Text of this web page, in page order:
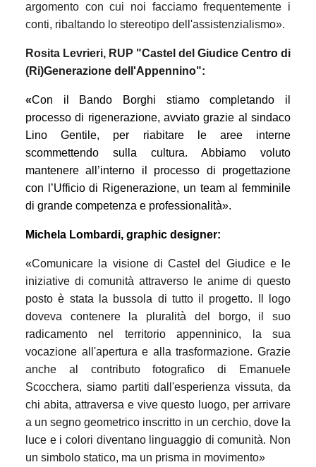
argomento con cui noi facciamo frequentemente i
conti, ribaltando lo stereotipo dell'assistenzialismo».
Rosita Levrieri, RUP "Castel del Giudice Centro di
(Ri)Generazione dell'Appennino":
«Con il Bando Borghi stiamo completando il
processo di rigenerazione, avviato grazie al sindaco
Lino Gentile, per riabitare le aree interne
scommettendo sulla cultura. Abbiamo voluto
mantenere all’interno il processo di progettazione
con l’Ufficio di Rigenerazione, un team al femminile
di grande competenza e professionalità».
Michela Lombardi, graphic designer:
«Comunicare la visione di Castel del Giudice e le
iniziative di comunità attraverso le anime di questo
posto è stata la bussola di tutto il progetto. Il logo
doveva contenere la pluralità del borgo, il suo
radicamento nel territorio appenninico, la sua
vocazione all'apertura e alla trasformazione. Grazie
anche al contributo fotografico di Emanuele
Scocchera, siamo partiti dall'esperienza vissuta, da
chi abita, attraversa e vive questo luogo, per arrivare
a un segno geometrico inscritto in un cerchio, dove la
luce e i colori diventano linguaggio di comunità. Non
un simbolo statico, ma un prisma in movimento»